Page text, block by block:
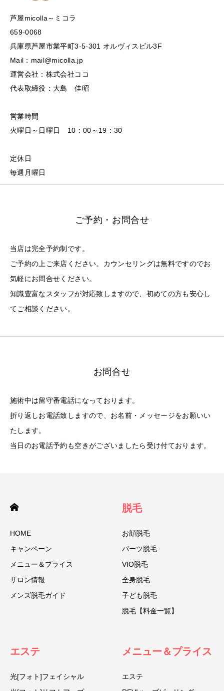
芦屋micolla～ミコラ
659-0068
兵庫県芦屋市業平町3-5-301 オルヴィスビル3F
Mail：mail@micolla.jp
運営会社：株式会社ココ
代表取締役：大島 佳昭
営業時間
火曜日～日曜日 10：00～19：30
定休日
毎週月曜日
ご予約・お問合せ
当店は完全予約制です。
ご予約の上ご来店ください。カウンセリングは無料ですのでお
気軽にお問合せください。
知識豊富なスタッフが対応致しますので、初めての方も安心し
てご相談ください。
お問合せ
施術中は留守番電話になっております。
折り返しお電話致しますので、お名前・メッセージをお願いい
たします。
当日のお電話予約も空きがございましたら受け付ております。
HOME
キャンペーン
メニュー＆プライス
サロン情報
メンズ脱毛ガイド
脱毛
お顔脱毛
パーツ脱毛
VIO脱毛
全身脱毛
子ども脱毛
脱毛【料金一覧】
エステ
光[フォト]フェイシャル
メニュー＆プライス
エステ